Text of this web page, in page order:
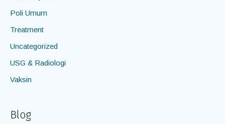
Poli Umum
Treatment
Uncategorized
USG & Radiologi
Vaksin
Blog